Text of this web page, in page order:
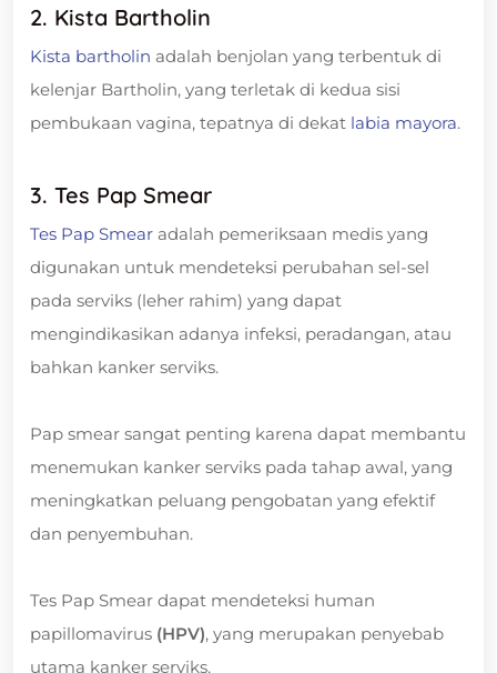
2. Kista Bartholin
Kista bartholin adalah benjolan yang terbentuk di
kelenjar Bartholin, yang terletak di kedua sisi
pembukaan vagina, tepatnya di dekat labia mayora.
3. Tes Pap Smear
Tes Pap Smear adalah pemeriksaan medis yang
digunakan untuk mendeteksi perubahan sel-sel
pada serviks (leher rahim) yang dapat
mengindikasikan adanya infeksi, peradangan, atau
bahkan kanker serviks.
Pap smear sangat penting karena dapat membantu
menemukan kanker serviks pada tahap awal, yang
meningkatkan peluang pengobatan yang efektif
dan penyembuhan.
Tes Pap Smear dapat mendeteksi human
papillomavirus (HPV), yang merupakan penyebab
utama kanker serviks.